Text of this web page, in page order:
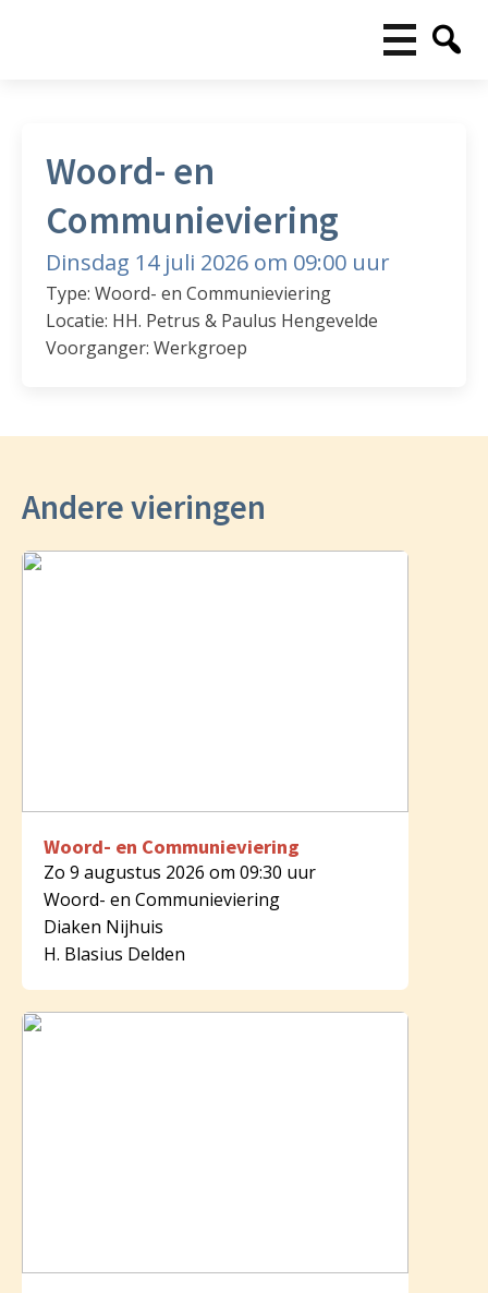
Woord- en
Communieviering
Dinsdag 14 juli 2026 om 09:00 uur
Type: Woord- en Communieviering
Locatie: HH. Petrus & Paulus Hengevelde
Voorganger: Werkgroep
Andere vieringen
Woord- en Communieviering
Zo 9 augustus 2026 om 09:30 uur
Woord- en Communieviering
Diaken Nijhuis
H. Blasius Delden